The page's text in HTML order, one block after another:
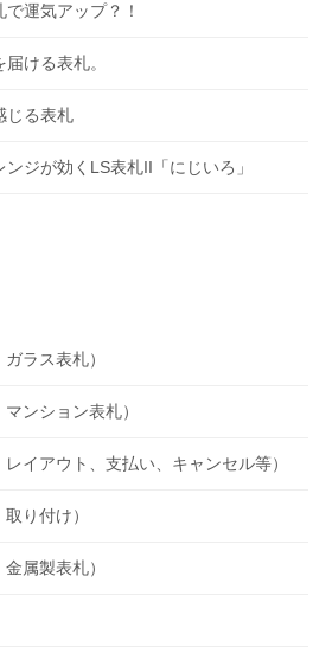
運気アップ？！
ける表札。
じる表札
ジが効くLS表札II「にじいろ」
ラス表札）
ンション表札）
イアウト、支払い、キャンセル等）
り付け）
属製表札）